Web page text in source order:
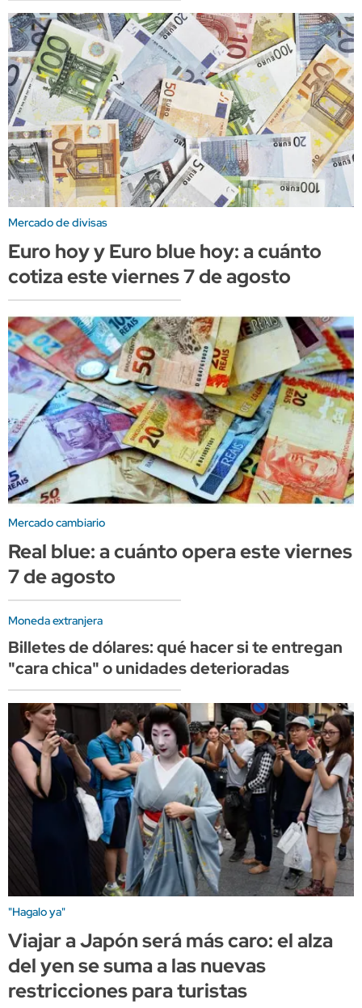
Mercado de divisas
Euro hoy y Euro blue hoy: a cuánto
cotiza este viernes 7 de agosto
Mercado cambiario
Real blue: a cuánto opera este viernes
7 de agosto
Moneda extranjera
Billetes de dólares: qué hacer si te entregan
"cara chica" o unidades deterioradas
"Hagalo ya"
Viajar a Japón será más caro: el alza
del yen se suma a las nuevas
restricciones para turistas